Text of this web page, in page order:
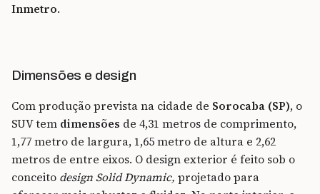
Inmetro.
Dimensões e design
Com produção prevista na cidade de Sorocaba (SP), o
SUV tem dimensões de 4,31 metros de comprimento,
1,77 metro de largura, 1,65 metro de altura e 2,62
metros de entre eixos. O design exterior é feito sob o
conceito design Solid Dynamic, projetado para